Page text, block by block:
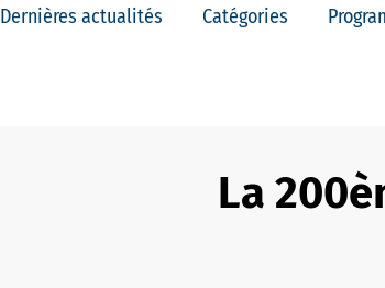
Dernières actualités Catégories
La